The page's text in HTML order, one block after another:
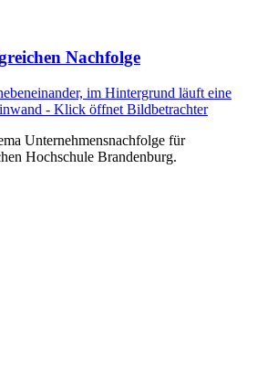
Nachfolge
Unternehmensnachfolge für
Hochschule Brandenburg.